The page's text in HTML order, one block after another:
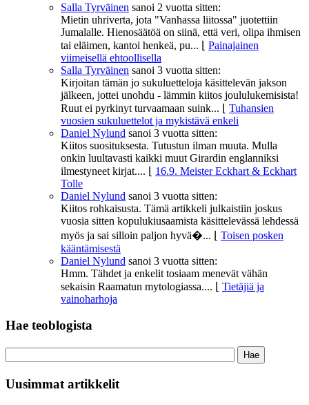
Salla Tyrväinen sanoi 2 vuotta sitten:
Mietin uhriverta, jota "Vanhassa liitossa" juotettiin
Jumalalle. Hienosäätöä on siinä, että veri, olipa ihmisen
tai eläimen, kantoi henkeä, pu...
Painajainen
viimeisellä ehtoollisella
Salla Tyrväinen sanoi 3 vuotta sitten:
Kirjoitan tämän jo sukuluetteloja käsittelevän jakson
jälkeen, jottei unohdu - lämmin kiitos joululukemisista!
Ruut ei pyrkinyt turvaamaan suink...
Tuhansien
vuosien sukuluettelot ja mykistävä enkeli
Daniel Nylund sanoi 3 vuotta sitten:
Kiitos suosituksesta. Tutustun ilman muuta. Mulla
onkin luultavasti kaikki muut Girardin englanniksi
ilmestyneet kirjat....
16.9. Meister Eckhart & Eckhart
Tolle
Daniel Nylund sanoi 3 vuotta sitten:
Kiitos rohkaisusta. Tämä artikkeli julkaistiin joskus
vuosia sitten kopulukiusaamista käsittelevässä lehdessä
myös ja sai silloin paljon hyvä�...
Toisen posken
kääntämisestä
Daniel Nylund sanoi 3 vuotta sitten:
Hmm. Tähdet ja enkelit tosiaam menevät vähän
sekaisin Raamatun mytologiassa....
Tietäjiä ja
vainoharhoja
Hae teoblogista
Uusimmat artikkelit